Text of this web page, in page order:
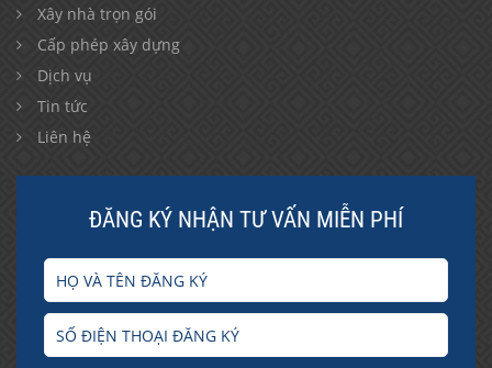
Xây nhà trọn gói
Cấp phép xây dựng
Dịch vụ
Tin tức
Liên hệ
ĐĂNG KÝ NHẬN TƯ VẤN MIỄN PHÍ